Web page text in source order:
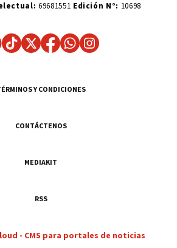
69681551 Edición N°: 10698
Y CONDICIONES
CONTÁCTENOS
MEDIAKIT
RSS
- CMS para portales de noticias